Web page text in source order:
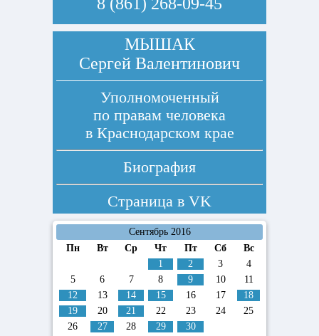
МЫШАК
Сергей Валентинович
Уполномоченный
по правам человека
в Краснодарском крае
Биография
Страница в VK
Сентябрь 2016
Пн
Вт Ср Чт Пт Сб
Вс
1
2 3
4
5
6 7 8 9 10
11
12
13 14 15 16 17
18
19
20 21 22 23 24
25
26
27 28 29
30